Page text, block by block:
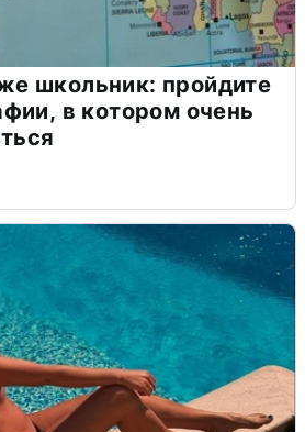
школьник: пройдите
в котором очень